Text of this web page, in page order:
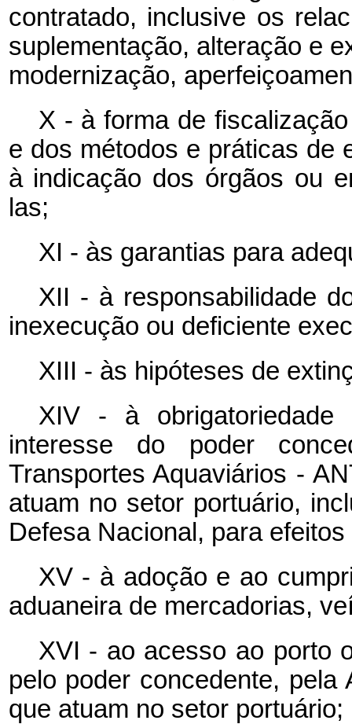
contratado, inclusive os
suplementação, alteração e
modernização,
X - à forma de
e dos métodos e práticas de
à indicação dos órgãos ou
las;
XI - às garantias para
XII - à responsabilidade
inexecução ou deficiente
XIII - às hipóteses de
XIV - à obrigatoriedade
interesse do poder
Transportes Aquaviários -
atuam no setor portuário,
Defesa Nacional, para
XV - à adoção e ao
aduaneira de mercadorias,
XVI - ao acesso ao porto
pelo poder concedente, pela
que atuam no setor portuário;